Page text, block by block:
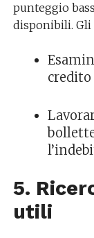
punteggio
disponibili. Gli
5.
utili